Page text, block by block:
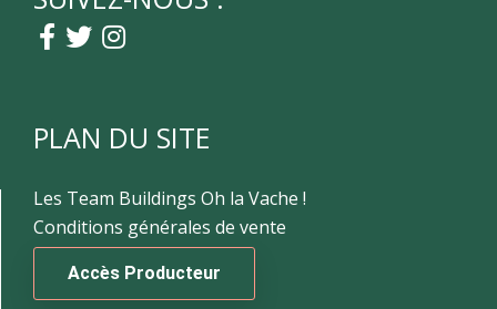
PLAN DU SITE
Les Team Buildings Oh la Vache !
Conditions générales de vente
Accès Producteur